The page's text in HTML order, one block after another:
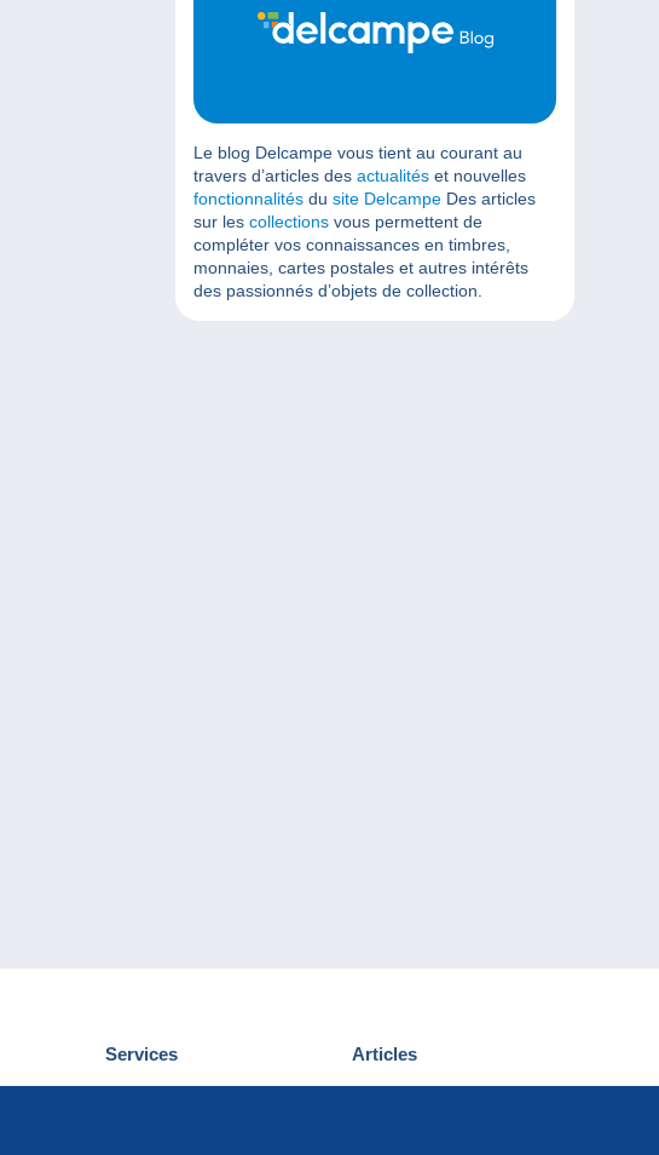
Le blog Delcampe vous tient au courant au
travers d’articles des actualités et nouvelles
fonctionnalités du site Delcampe Des articles
sur les collections vous permettent de
compléter vos connaissances en timbres,
monnaies, cartes postales et autres intérêts
des passionnés d’objets de collection.
Services
Découvrir Delcampe
Articles